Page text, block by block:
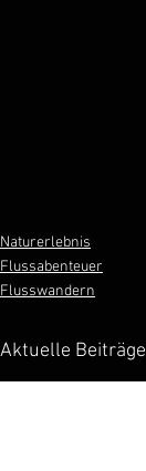
Naturerlebnis
Flussabenteuer
Flusswandern
Aktuelle Beiträge